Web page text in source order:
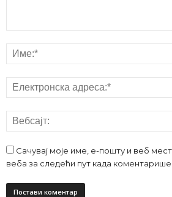
Сачувај моје име, е-пошту и веб
веба за следећи пут када